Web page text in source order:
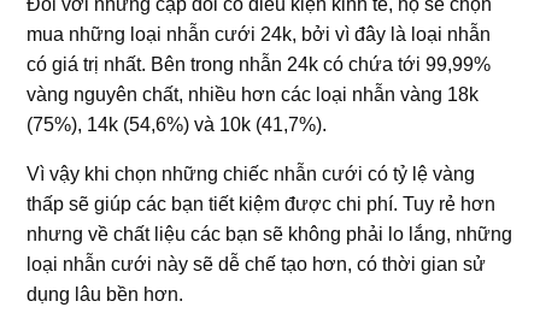
Đối với những cặp đôi có điều kiện kinh tế, họ sẽ chọn
mua những loại nhẫn cưới 24k, bởi vì đây là loại nhẫn
có giá trị nhất. Bên trong nhẫn 24k có chứa tới 99,99%
vàng nguyên chất, nhiều hơn các loại nhẫn vàng 18k
(75%), 14k (54,6%) và 10k (41,7%).
Vì vậy khi chọn những chiếc nhẫn cưới có tỷ lệ vàng
thấp sẽ giúp các bạn tiết kiệm được chi phí. Tuy rẻ hơn
nhưng về chất liệu các bạn sẽ không phải lo lắng, những
loại nhẫn cưới này sẽ dễ chế tạo hơn, có thời gian sử
dụng lâu bền hơn.